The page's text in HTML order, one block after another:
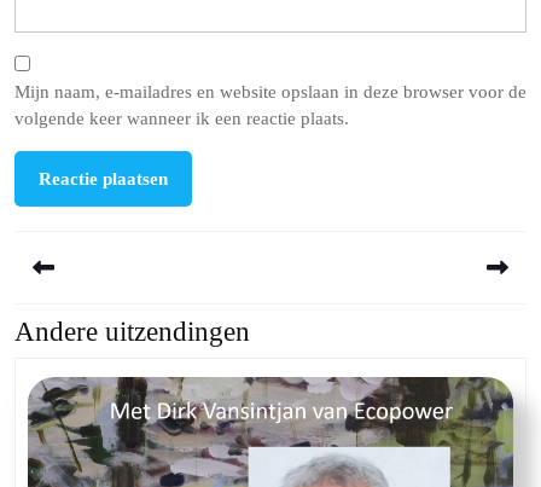
Mijn naam, e-mailadres en website opslaan in deze browser voor de
volgende keer wanneer ik een reactie plaats.
Previous
Andere uitzendingen